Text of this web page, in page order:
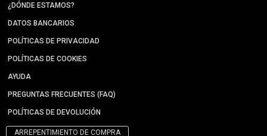
¿DÓNDE ESTAMOS?
DATOS BANCARIOS
POLÍTICAS DE PRIVACIDAD
POLÍTICAS DE COOKIES
AYUDA
PREGUNTAS FRECUENTES (FAQ)
POLÍTICAS DE DEVOLUCIÓN
ARREPENTIMIENTO DE COMPRA